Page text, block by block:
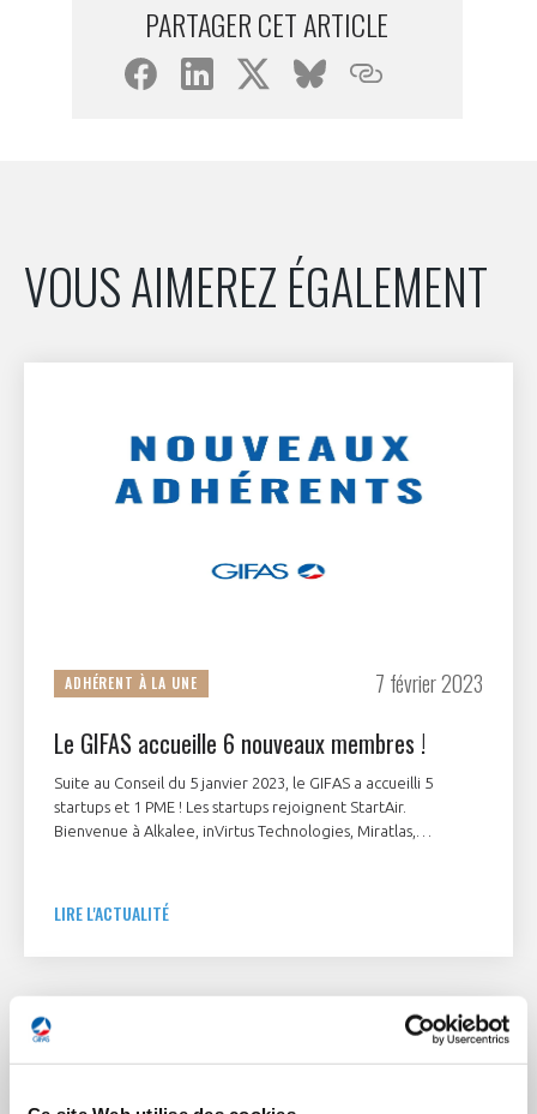
PARTAGER CET ARTICLE
VOUS AIMEREZ ÉGALEMENT
ADHÉRENT À LA UNE 7 février 2023
Le GIFAS accueille 6 nouveaux membres !
Suite au Conseil du 5 janvier 2023, le GIFAS a accueilli 5
startups et 1 PME ! Les startups rejoignent StartAir.
Bienvenue à Alkalee, inVirtus Technologies, Miratlas,
LIRE L'ACTUALITÉ